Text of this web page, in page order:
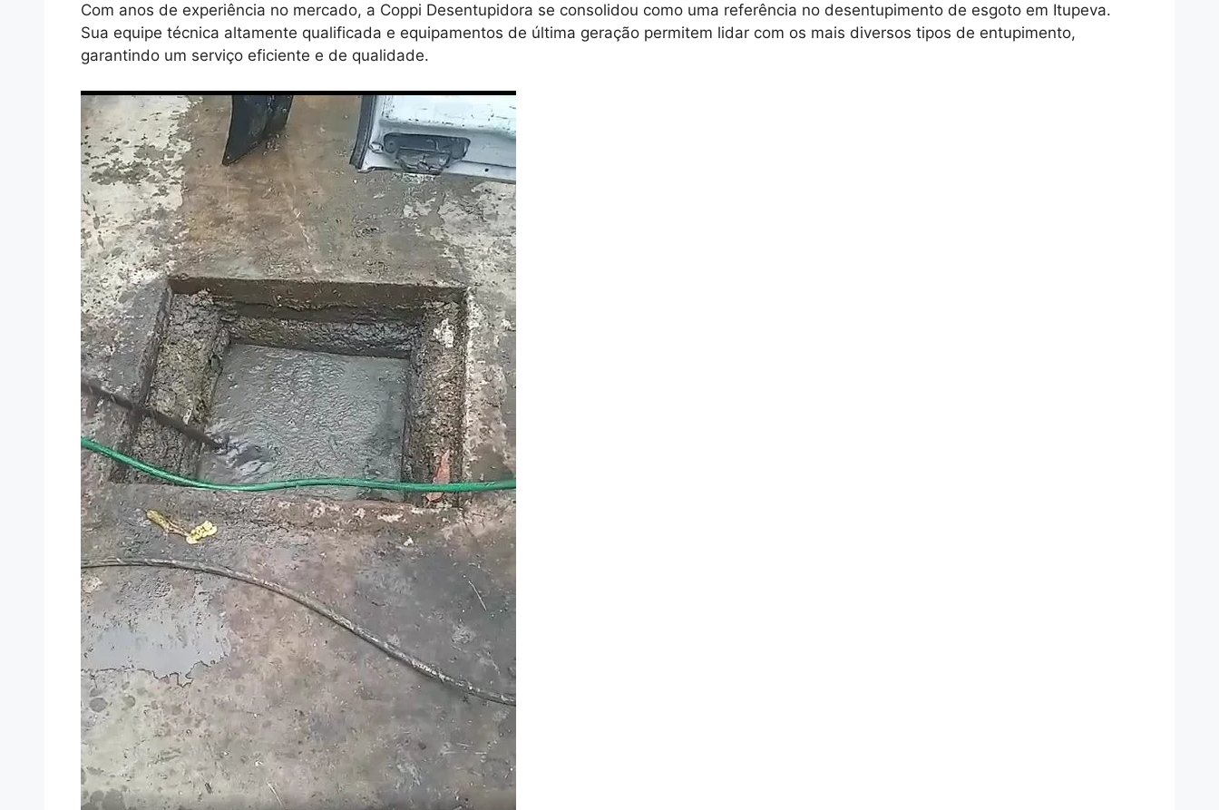
Com anos de experiência no mercado, a Coppi Desentupidora se consolidou como uma referência no desentupimento de esgoto em Itupeva.
Sua equipe técnica altamente qualificada e equipamentos de última geração permitem lidar com os mais diversos tipos de entupimento,
garantindo um serviço eficiente e de qualidade.